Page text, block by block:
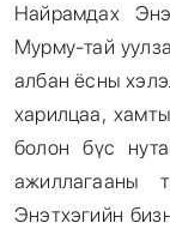
Найрамдах
Мурму-тай
албан ёсны
харилцаа,
болон бүс
ажиллагааны
Энэтхэгийн